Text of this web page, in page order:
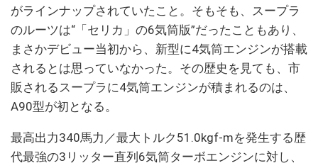
がラインナップされていたこと。そもそも、スープラ
のルーツは“「セリカ」の6気筒版”だったこともあり、
まさかデビュー当初から、新型に4気筒エンジンが搭載
されるとは思っていなかった。その歴史を見ても、市
販されるスープラに4気筒エンジンが積まれるのは、
A90型が初となる。
最高出力340馬力／最大トルク51.0kgf-mを発生する歴
代最強の3リッター直列6気筒ターボエンジンに対し、